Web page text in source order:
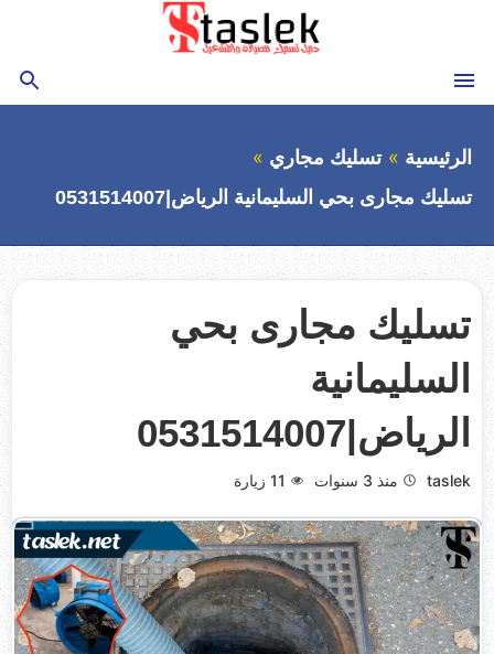
المحتوى
القائمة بحث
الرئيسية
تسليك مجاري
تسليك مجارى بحي السليمانية الرياض|0531514007
تسليك مجارى بحي
السليمانية
الرياض|0531514007
taslek منذ 3 سنوات 11 زيارة